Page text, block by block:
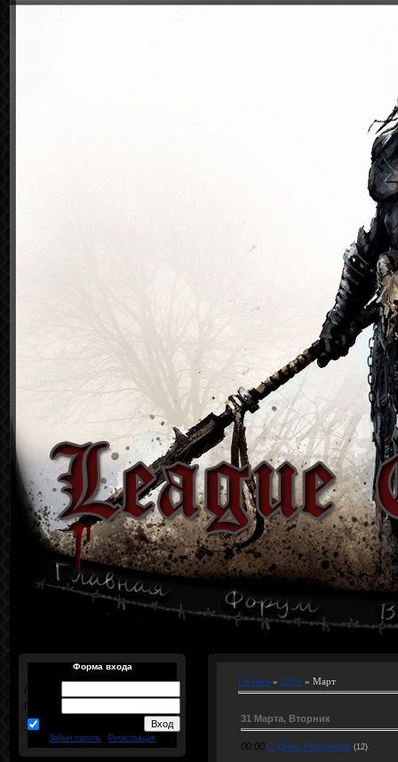
Форма входа
Логин:
Пароль:
Забыл пароль Регистрация
Главная » 2015 » Март
31 Марта, Вторник
00:00 С Днем Рождения! (12)